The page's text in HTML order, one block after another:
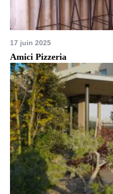
17 juin 2025
Amici Pizzeria